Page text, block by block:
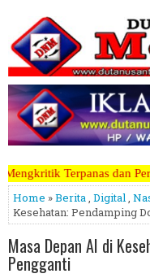
Terhadap Koruptor,
Home »Berita, Digital,
Kesehatan: Pendamping
Masa Depan AI di
Pengganti